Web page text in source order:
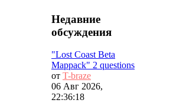
Недавние
обсуждения
"Lost Coast Beta
Mappack" 2 questions
от T-braze
06 Авг 2026,
22:36:18